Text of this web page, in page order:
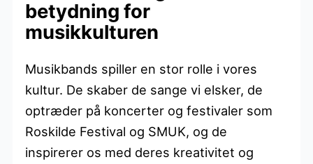
betydning for
musikkulturen
Musikbands spiller en stor rolle i vores
kultur. De skaber de sange vi elsker, de
optræder på koncerter og festivaler som
Roskilde Festival og SMUK, og de
inspirerer os med deres kreativitet og